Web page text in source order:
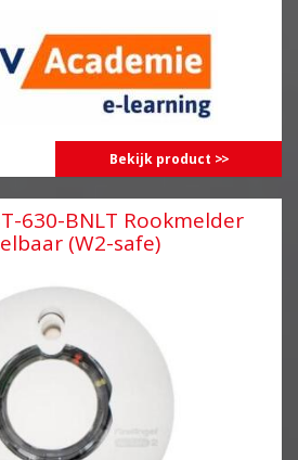
Bekijk product
630-BNLT Rookmelder
(W2-safe)